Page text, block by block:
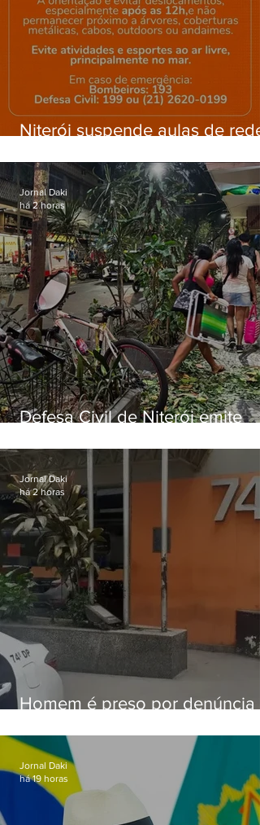
Niterói suspende aulas de rede
ventos fortes nesta sexta (7)
Defesa Civil de Niterói emite
sexta-feira (07)
Jornal Daki
há 2 horas
Homem é preso por denúncia
Alcântara
Jornal Daki
há 2 horas
Jornal Daki
há 19 horas